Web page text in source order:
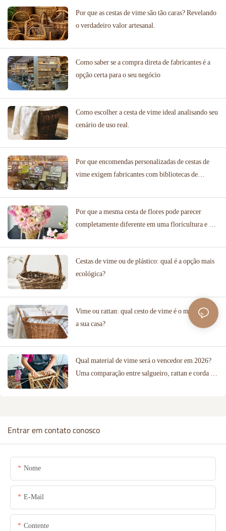
Por que as cestas de vime são tão caras? Revelando
o verdadeiro valor artesanal.
Como saber se a compra direta de fabricantes é a
opção certa para o seu negócio
Como escolher a cesta de vime ideal analisando seu
cenário de uso real.
Por que encomendas personalizadas de cestas de
vime exigem fabricantes com bibliotecas de
Por que a mesma cesta de flores pode parecer
completamente diferente em uma floricultura e em
Cestas de vime ou de plástico: qual é a opção mais
ecológica?
Vime ou rattan: qual cesto de vime é o melhor para
a sua casa?
Qual material de vime será o vencedor em 2026?
Uma comparação entre salgueiro, rattan e corda de
Entrar em contato conosco
Nome
E-Mail
Contente